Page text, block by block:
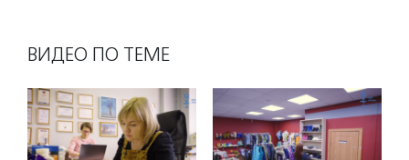
ВИДЕО ПО ТЕМЕ